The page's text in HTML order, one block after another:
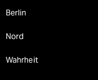
Berlin
Nord
Wahrheit